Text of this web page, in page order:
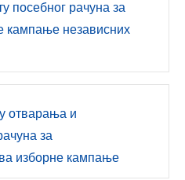
посебног рачуна за
кампање независних
отварања и
за
изборне кампање